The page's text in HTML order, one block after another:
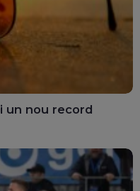
un nou record